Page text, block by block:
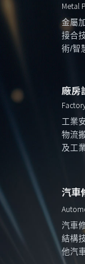
Metal
金屬
接合
術/智
廠房
工業
物流
及工
汽車
汽車
結構
他汽